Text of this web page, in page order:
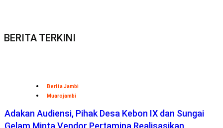
BERITA TERKINI
Berita Jambi
Muarojambi
Adakan Audiensi, Pihak Desa Kebon IX dan Sungai
Gelam Minta Vendor Pertamina Realisasikan